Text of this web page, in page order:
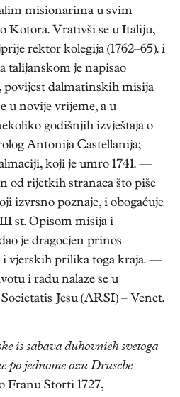
misionarima u svim
Kotora. Vrativši se u Italiju,
rektor kolegija (1762–65). i
talijanskom je napisao
povijest dalmatinskih misija
u novije vrijeme, a u
godišnjih izvještaja o
Antonija Castellanija;
koji je umro 1741. —
od rijetkih stranaca što piše
izvrsno poznaje, i obogaćuje
st. Opisom misija i
je dragocjen prinos
i vjerskih prilika toga kraja. —
i radu nalaze se u
Jesu (ARSI) – Venet.
is sabava duhovnieh svetoga
jednome ozu Druscbe
Franu Storti 1727,